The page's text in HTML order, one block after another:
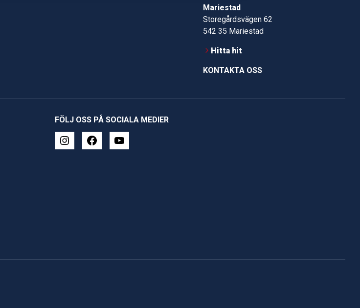
Mariestad
Storegårdsvägen 62
542 35 Mariestad
Hitta hit
KONTAKTA OSS
FÖLJ OSS PÅ SOCIALA MEDIER